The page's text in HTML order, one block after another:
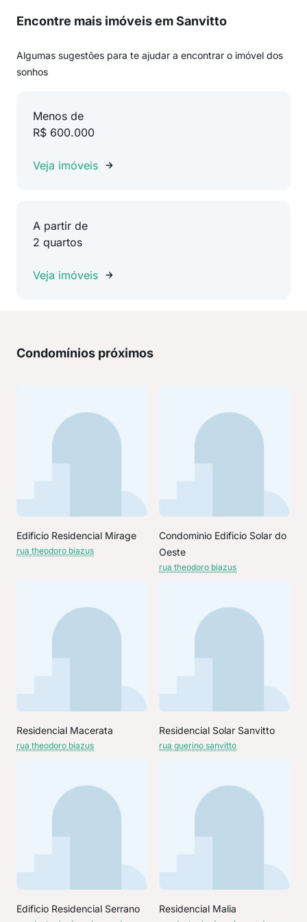
Encontre mais imóveis em Sanvitto
Algumas sugestões para te ajudar a encontrar o imóvel dos
sonhos
Menos de
R$ 600.000
Veja imóveis
A partir de
2 quartos
Veja imóveis
Condomínios próximos
Edificio Residencial Mirage
rua theodoro biazus
Condominio Edificio Solar do
Oeste
rua theodoro biazus
Residencial Macerata
rua theodoro biazus
Residencial Solar Sanvitto
rua guerino sanvitto
Edificio Residencial Serrano Residencial Malia